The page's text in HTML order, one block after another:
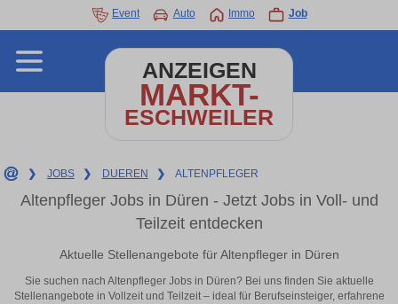
Event Auto Immo Job
ANZEIGEN
MARKT-
ESCHWEILER
❯ JOBS ❯ DUEREN ❯ ALTENPFLEGER
Altenpfleger Jobs in Düren - Jetzt Jobs in Voll- und
Teilzeit entdecken
Aktuelle Stellenangebote für Altenpfleger in Düren
Sie suchen nach Altenpfleger Jobs in Düren? Bei uns finden Sie aktuelle
Stellenangebote in Vollzeit und Teilzeit – ideal für Berufseinsteiger, erfahrene